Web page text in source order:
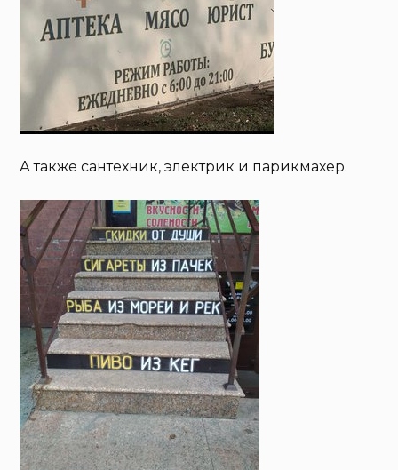
А также сантехник, электрик и парикмахер.